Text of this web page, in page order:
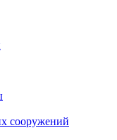
сооружений